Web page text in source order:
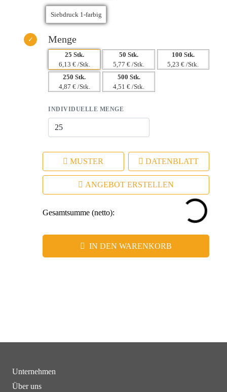
Menge
25 Stk.
6,13 € /Stk.
50 Stk.
5,77 € /Stk.
100 Stk.
5,23 € /Stk.
250 Stk.
4,87 € /Stk.
500 Stk.
4,51 € /Stk.
INDIVIDUELLE MENGE
MUSTER DATENBLATT
ANGEBOT ERSTELLEN
Gesamtsumme (netto):
IN DEN WARENKORB
Unternehmen
Über uns